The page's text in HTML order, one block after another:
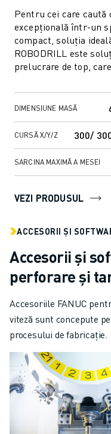
LOCAȚII
IMPRINT
Pentru cei care caută
excepțională într-un
compact, soluția
ROBODRILL este
prelucrare de top, care
bijuterii,...
DIMENSIUNE MASĂ
CURSĂ X/Y/Z 300/
SARCINA MAXIMĂ A MESEI
VEZI PRODUSUL
ACCESORII ȘI
Accesorii și
perforare și
Accesoriile FANUC
viteză sunt concepute
procesului de fabricație.